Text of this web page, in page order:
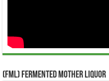
(FML) Fermented Mother Liquor